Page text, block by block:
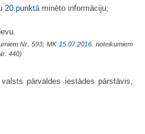
20.punktā minēto informāciju;
Nr. 593; MK 15.07.2016. noteikumiem
440)
pārvaldes iestādes pārstāvis,